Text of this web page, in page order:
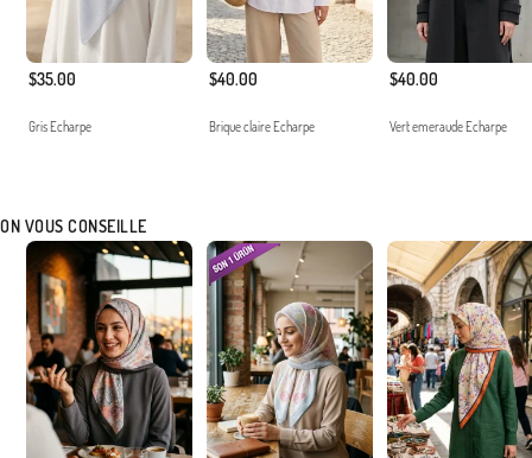
$35.00
Gris Echarpe
$40.00
Brique claire Echarpe
$40.00
Vert emeraude Echarpe
ON VOUS CONSEILLE